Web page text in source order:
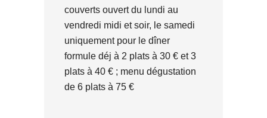
couverts ouvert du lundi au
vendredi midi et soir, le samedi
uniquement pour le dîner
formule déj à 2 plats à 30 € et 3
plats à 40 € ; menu dégustation
de 6 plats à 75 €